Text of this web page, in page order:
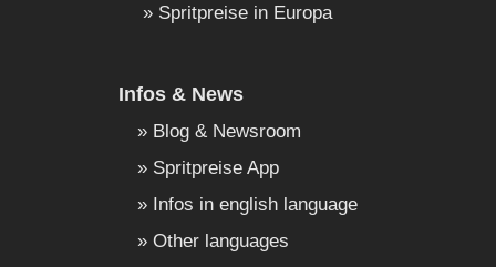
Spritpreise in Europa
Infos & News
Blog & Newsroom
Spritpreise App
Infos in english language
Other languages